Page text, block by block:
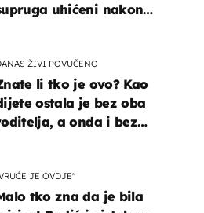
uhićeni nakon
ŽIVI POVUČENO
li tko je ovo? Kao
ostala je bez oba
a onda i bez
JE OVDJE"
tko zna da je bila